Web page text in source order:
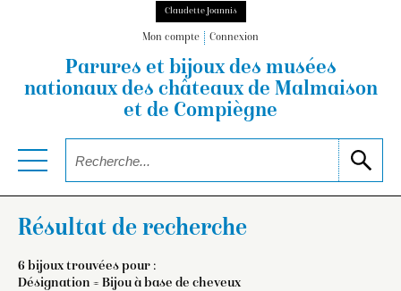
Claudette Joannis
Mon compte Connexion
Parures et bijoux des musées
nationauxdes châteaux de Malmaison
et de Compiègne
Résultat de recherche
6 bijoux trouvées pour :
Désignation = Bijou à base de cheveux